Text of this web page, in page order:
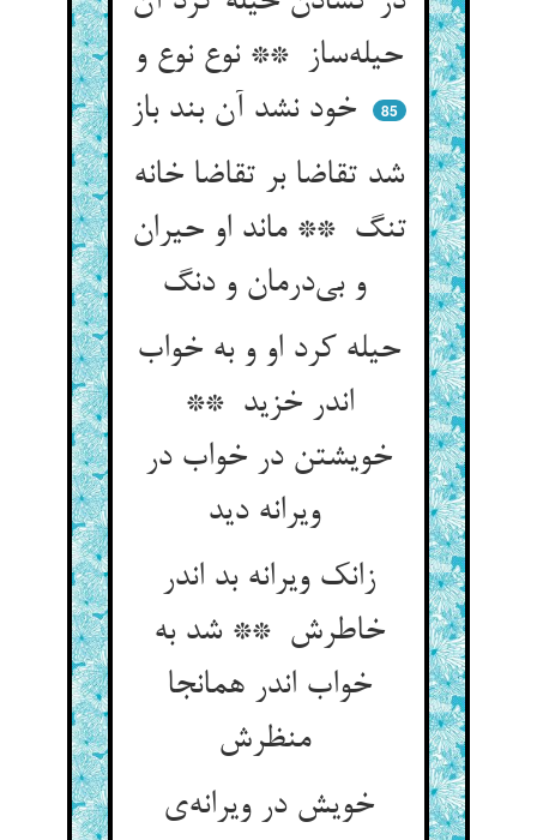
حیله‌ساز ** نوع نوع و
85
شد تقاضا بر تقاضا خانه
تنگ ** ماند او حیران
و بی‌درمان و دنگ
حیله کرد او و به خواب
اندر خزید **
خویشتن در خواب در
ویرانه دید
زانک ویرانه بد اندر
خاطرش ** شد به
خواب اندر همانجا
منظرش
خویش در ویرانه‌ی